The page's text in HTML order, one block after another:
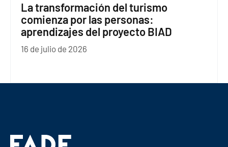
La transformación del turismo
comienza por las personas:
aprendizajes del proyecto BIAD
16 de julio de 2026